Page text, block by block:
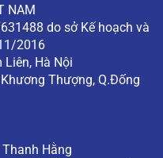
NAM
do sở Kế hoạch và
2016
Liên, Hà Nội
Thượng, Q.Đống
Hằng